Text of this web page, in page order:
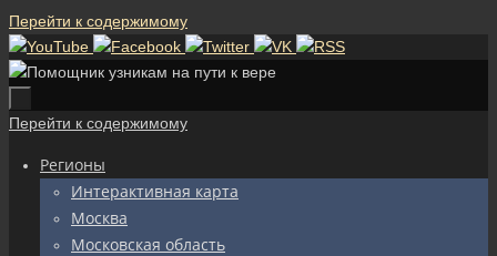
Перейти к содержимому
Перейти к содержимому
Регионы
Интерактивная карта
Москва
Московская область